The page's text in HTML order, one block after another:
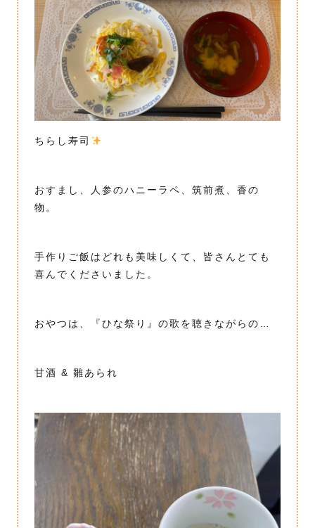
ちらし寿司
おすまし、人参のハニーラペ、筑前煮、香の
物。
手作りご飯はどれも美味しくて、皆さんとても
喜んでくださいました。
おやつは、『ひな祭り』の歌を聴きながらの…
甘酒 & 雛あられ